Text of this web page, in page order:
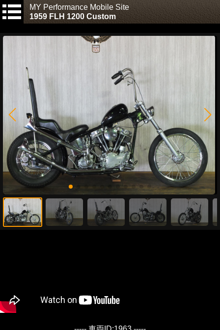
MY Performance Mobile Site
1959 FLH 1200 Custom